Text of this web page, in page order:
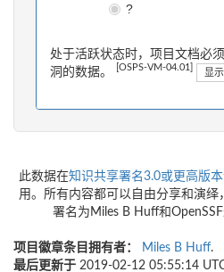
?
处于活跃状态时，项目文档必
洞的数据。
[OSPS-VM-04.01] 显
此数据在知识共享署名3.0或更高版本
用。所有内容都可以自由分享和演
署名为Miles B Huff和
项目徽章条目拥有者： Miles B Huff.
最后更新于 2019-02-12 05:55:14